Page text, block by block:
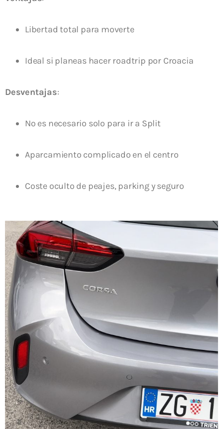
Libertad total para moverte
Ideal si planeas hacer roadtrip por Croacia
Desventajas:
No es necesario solo para ir a Split
Aparcamiento complicado en el centro
Coste oculto de peajes, parking y seguro